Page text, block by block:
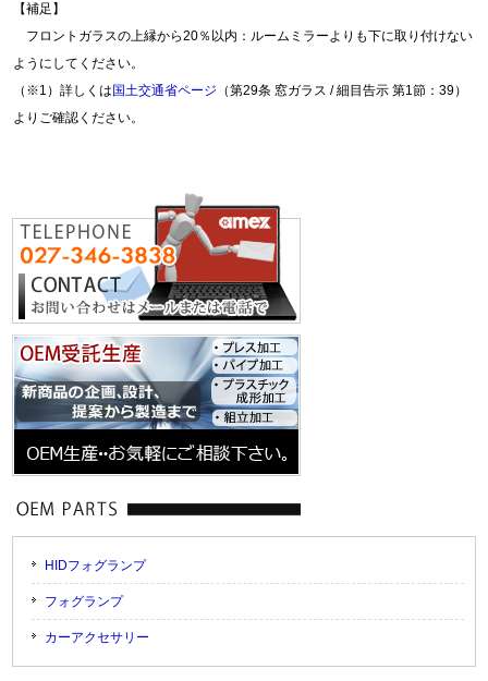
【補足】
フロントガラスの上縁から20％以内：ルームミラーよりも下に取り付けない
ようにしてください。
（※1）詳しくは 国土交通省ページ （第29条 窓ガラス / 細目告示 第1節：39）
よりご確認ください。
HIDフォグランプ
フォグランプ
カーアクセサリー